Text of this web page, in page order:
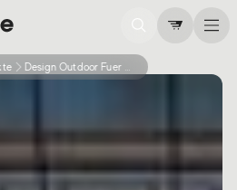
Design Outdoor Fuer Einen Fitnessclub In Belgien